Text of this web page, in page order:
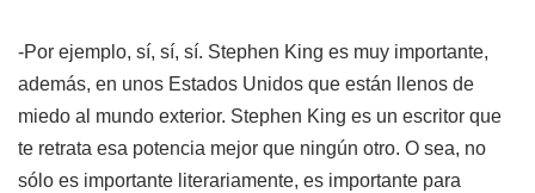
-Por ejemplo, sí, sí, sí. Stephen King es muy importante,
además, en unos Estados Unidos que están llenos de
miedo al mundo exterior. Stephen King es un escritor que
te retrata esa potencia mejor que ningún otro. O sea, no
sólo es importante literariamente, es importante para